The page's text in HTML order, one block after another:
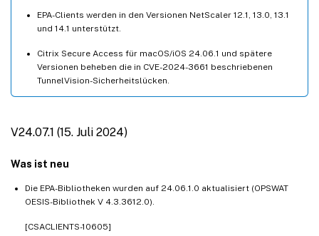
EPA-Clients werden in den Versionen NetScaler 12.1, 13.0, 13.1
und 14.1 unterstützt.
Citrix Secure Access für macOS/iOS 24.06.1 und spätere
Versionen beheben die in CVE-2024-3661 beschriebenen
TunnelVision-Sicherheitslücken.
V24.07.1 (15. Juli 2024)
Was ist neu
Die EPA-Bibliotheken wurden auf 24.06.1.0 aktualisiert (OPSWAT
OESIS-Bibliothek V 4.3.3612.0).
[CSACLIENTS-10605]
22.10.1 EPA-Plug-In für macOS (27.10.2022)
V3.2.4.9 - EPA-Plug-In für macOS (01-Aug-2022)
V22.02.2 (15-Feb-2022)